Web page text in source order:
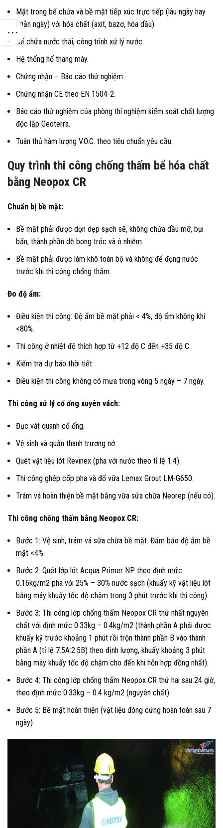
Mặt trong bể chứa và bề mặt tiếp xúc trực tiếp (lâu ngày hay
ngắn ngày) với hóa chất (axit, bazơ, hóa dầu).
Bể chứa nước thải, công trình xử lý nước.
Hệ thống hố thang máy.
Chứng nhận – Báo cáo thử nghiệm:
Chứng nhận CE theo ΕΝ 1504-2.
Báo cáo thử nghiệm của phòng thí nghiệm kiểm soát chất lượng
độc lập Geoterra.
Tuân thủ hàm lượng V.O.C. theo tiêu chuẩn yêu cầu.
Quy trình thi công chống thấm bể hóa chất
bằng Neopox CR
Chuẩn bị bề mặt:
Bề mặt phải được dọn dẹp sạch sẽ, không chứa dầu mỡ, bụi
bẩn, thành phần dễ bong tróc và ô nhiễm.
Bề mặt phải được làm khô toàn bộ và không để đọng nước
trước khi thi công chống thấm.
Đo độ ẩm:
Điều kiện thi công: Độ ẩm bề mặt phải < 4%, độ ẩm không khí
<80%.
Thi công ở nhiệt độ thích hợp từ +12 độ C đến +35 độ C.
Kiểm tra dự báo thời tiết:
Điều kiện thi công không có mưa trong vòng 5 ngày – 7 ngày.
Thi công xử lý cổ ống xuyên vách:
Đục vát quanh cổ ống.
Vệ sinh và quấn thanh trương nở.
Quét vật liệu lót Revinex (pha với nước theo tỉ lệ 1:4).
Thi công ghép cốp pha và đổ vữa Lemax Grout LM-G650.
Trám vá hoàn thiện bề mặt bằng vữa sửa chữa Neorep (nếu có).
Thi công chống thấm bằng Neopox CR:
Bước 1: Vệ sinh, trám vá sữa chữa bề mặt. Đảm bảo độ ẩm bề
mặt <4%.
Bước 2: Quét lớp lót Acqua Primer NP theo định mức
0.16kg/m2 pha với 25% – 30% nước sạch (khuấy kỹ vật liệu lót
bằng máy khuấy tốc độ chậm trong 3 phút trước khi thi công).
Bước 3: Thi công lớp chống thấm Neopox CR thứ nhất nguyên
chất với định mức 0.33kg – 0.4kg/m2 (thành phần A phải được
khuấy kỹ trước khoảng 1 phút rồi trộn thành phần B vào thành
phần A (tỉ lệ 7.5A:2.5B) theo định lượng, khuấy khoảng 3 phút
bằng máy khuấy tốc độ chậm cho đến khi hỗn hợp đồng nhất).
Bước 4: Thi công lớp chống thấm Neopox CR thứ hai sau 24 giờ,
theo định mức 0.33kg – 0.4 kg/m2 (nguyên chất).
Bước 5: Bề mặt hoàn thiện (vật liệu đóng cứng hoàn toàn sau 7
ngày).